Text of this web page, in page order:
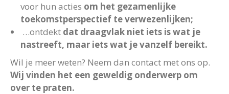
voor hun acties om het gezamenlijke
toekomstperspectief te verwezenlijken;
…ontdekt dat draagvlak niet iets is wat je
nastreeft, maar iets wat je vanzelf bereikt.
Wil je meer weten? Neem dan contact met ons op.
Wij vinden het een geweldig onderwerp om
over te praten.